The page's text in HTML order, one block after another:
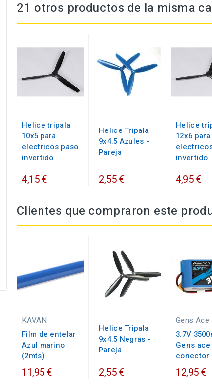
21 otros productos de la misma
Helice tripala
10x5 para
electricos paso
invertido
4,15 €
Helice Tripala
9x4.5 Azules -
Pareja
2,55 €
Helice
12x6 para
invertido
4,95 €
Clientes que compraron este
KAVAN
Film de entelar
Azul marino
(2mts)
11,95 €
Helice Tripala
9x4.5 Negras -
Pareja
2,55 €
Gens Ace
3.7V
Gens
conector
12,95 €